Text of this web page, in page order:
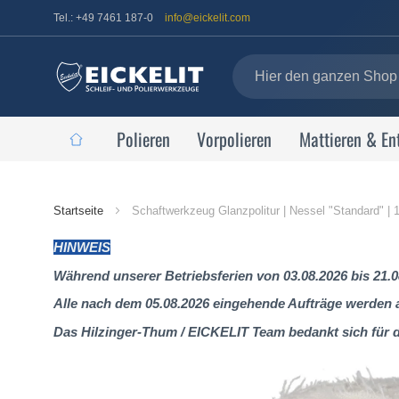
Tel.: +49 7461 187-0 info@eickelit.com
Polieren Vorpolieren Mattieren &
Startseite Schaftwerkzeug Glanzpolitur | Nessel "Standard" |
HINWEIS
Während unserer Betriebsferien von 03.08.2026 bis
Alle nach dem 05.08.2026 eingehende Aufträge
Das Hilzinger-Thum / EICKELIT Team bedankt sich für